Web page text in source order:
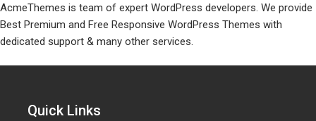
AcmeThemes is team of expert WordPress developers. We provide
Best Premium and Free Responsive WordPress Themes with
dedicated support & many other services.
Quick Links